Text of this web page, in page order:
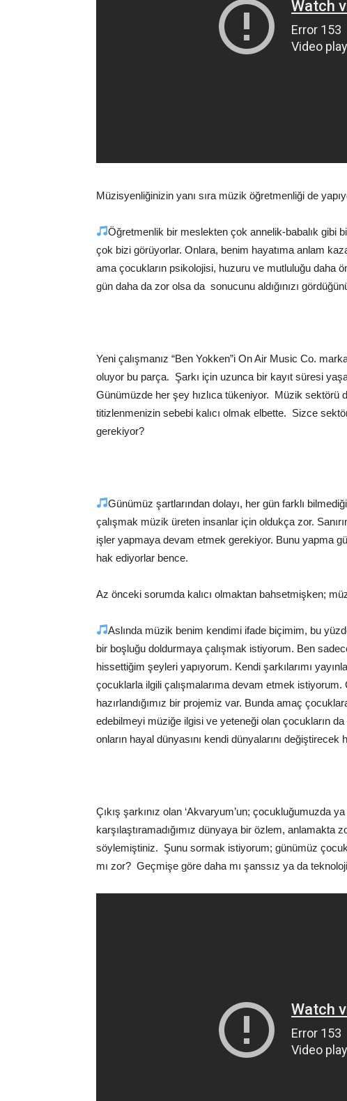
Müzisyenliğinizin yanı sıra müzik öğretmenliği de
Öğretmenlik bir meslekten çok annelik-babalık gibi
çok bizi görüyorlar. Onlara, benim hayatıma anlam
ama çocukların psikolojisi, huzuru ve mutluluğu daha
gün daha da zor olsa da sonucunu aldığınızı
Yeni çalışmanız “Ben Yokken”i On Air Music Co.
oluyor bu parça. Şarkı için uzunca bir kayıt süresi
Günümüzde her şey hızlıca tükeniyor. Müzik sektörü
titizlenmenizin sebebi kalıcı olmak elbette. Sizce
gerekiyor?
Günümüz şartlarından dolayı, her gün farklı
çalışmak müzik üreten insanlar için oldukça zor.
işler yapmaya devam etmek gerekiyor. Bunu yapma
hak ediyorlar bence.
Az önceki sorumda kalıcı olmaktan bahsetmişken;
Aslında müzik benim kendimi ifade biçimim, bu
bir boşluğu doldurmaya çalışmak istiyorum. Ben
hissettiğim şeyleri yapıyorum. Kendi şarkılarımı
çocuklarla ilgili çalışmalarıma devam etmek
hazırlandığımız bir projemiz var. Bunda amaç
edebilmeyi müziğe ilgisi ve yeteneği olan çocukların
onların hayal dünyasını kendi dünyalarını değiştirecek
Çıkış şarkınız olan ‘Akvaryum’un; çocukluğumuzda
karşılaştıramadığımız dünyaya bir özlem,
söylemiştiniz. Şunu sormak istiyorum; günümüz
mı zor? Geçmişe göre daha mı şanssız ya da